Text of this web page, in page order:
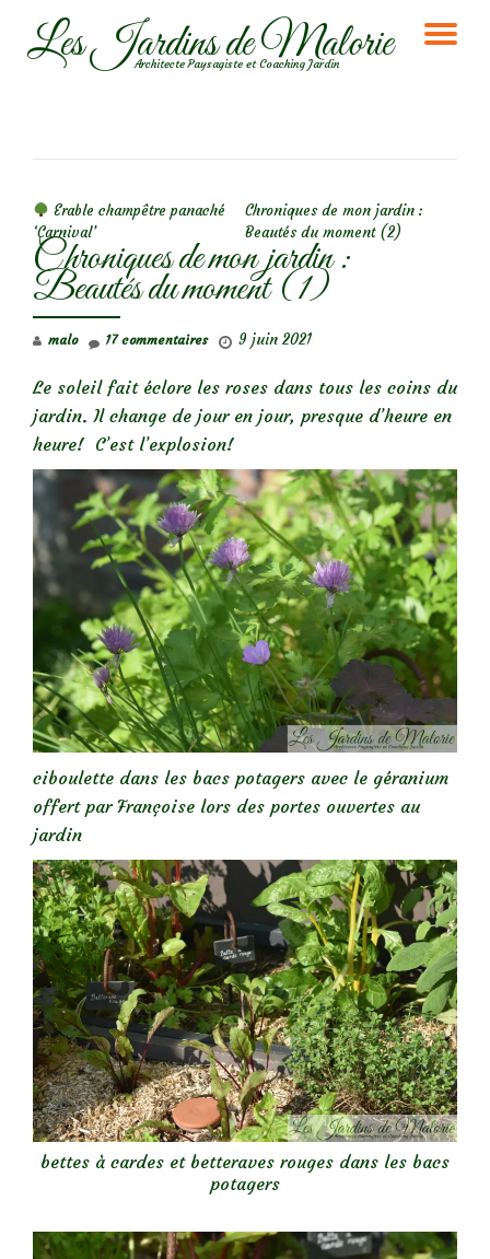
AllerLes Jardins de Malorie
Architecte Paysagiste et Coaching Jardin
Erable champêtre panaché
‘Carnival’
Chroniques de mon jardin :
Beautés du moment (2)
Chroniques de mon jardin :
Beautés du moment (1)
malo 9 juin 2021
17 commentaires
Le soleil fait éclore les roses dans tous les coins du
jardin. Il change de jour en jour, presque d’heure en
heure! C’est l’explosion!
ciboulette dans les bacs potagers avec le géranium
offert par Françoise lors des portes ouvertes au
jardin
bettes à cardes et betteraves rouges dans les bacs
potagers